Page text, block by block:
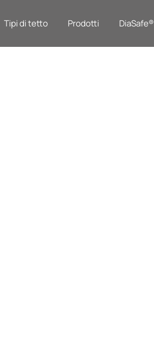
Tipi di tetto Prodotti DiaSafe®